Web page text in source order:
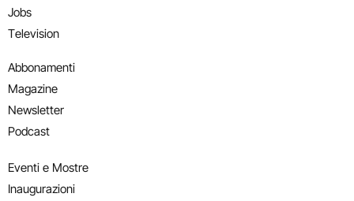
Jobs
Television
Abbonamenti
Magazine
Newsletter
Podcast
Eventi e Mostre
Inaugurazioni